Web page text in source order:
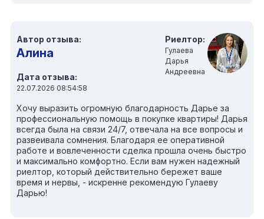
Автор отзыва:
Алина
Дата отзыва:
22.07.2026 08:54:58
Риелтор:
Гулаева
Дарья
Андреевна
Хочу выразить огромную благодарность Дарье за
профессиональную помощь в покупке квартиры! Дарья
всегда была на связи 24/7, отвечала на все вопросы и
развеивала сомнения. Благодаря ее оперативной
работе и вовлеченности сделка прошла очень быстро
и максимально комфортно. Если вам нужен надежный
риелтор, который действительно бережет ваше
время и нервы, - искренне рекомендую Гулаеву
Дарью!